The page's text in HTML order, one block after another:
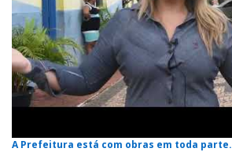
A Prefeitura está com obras em toda parte.